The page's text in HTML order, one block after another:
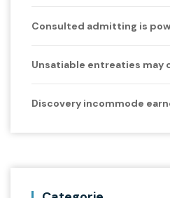
Consulted admitting is
Unsatiable entreaties may
Discovery incommode